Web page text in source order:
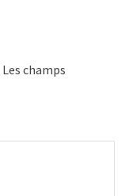
Les champs